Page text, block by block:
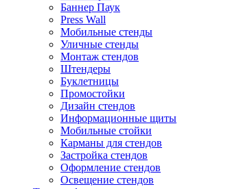
Баннер Паук
Press Wall
Мобильные стенды
Уличные стенды
Монтаж стендов
Штендеры
Буклетницы
Промостойки
Дизайн стендов
Информационные щиты
Мобильные стойки
Карманы для стендов
Застройка стендов
Оформление стендов
Освещение стендов